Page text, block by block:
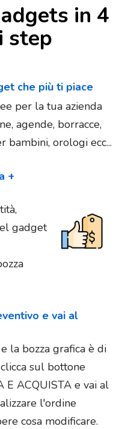
in 4
step
che più ti piace
per la tua azienda
agende, borracce,
bambini, orologi ecc...
+
gadget
e vai al
la bozza grafica è di
sul bottone
E ACQUISTA e vai al
l'ordine
cosa modificare.